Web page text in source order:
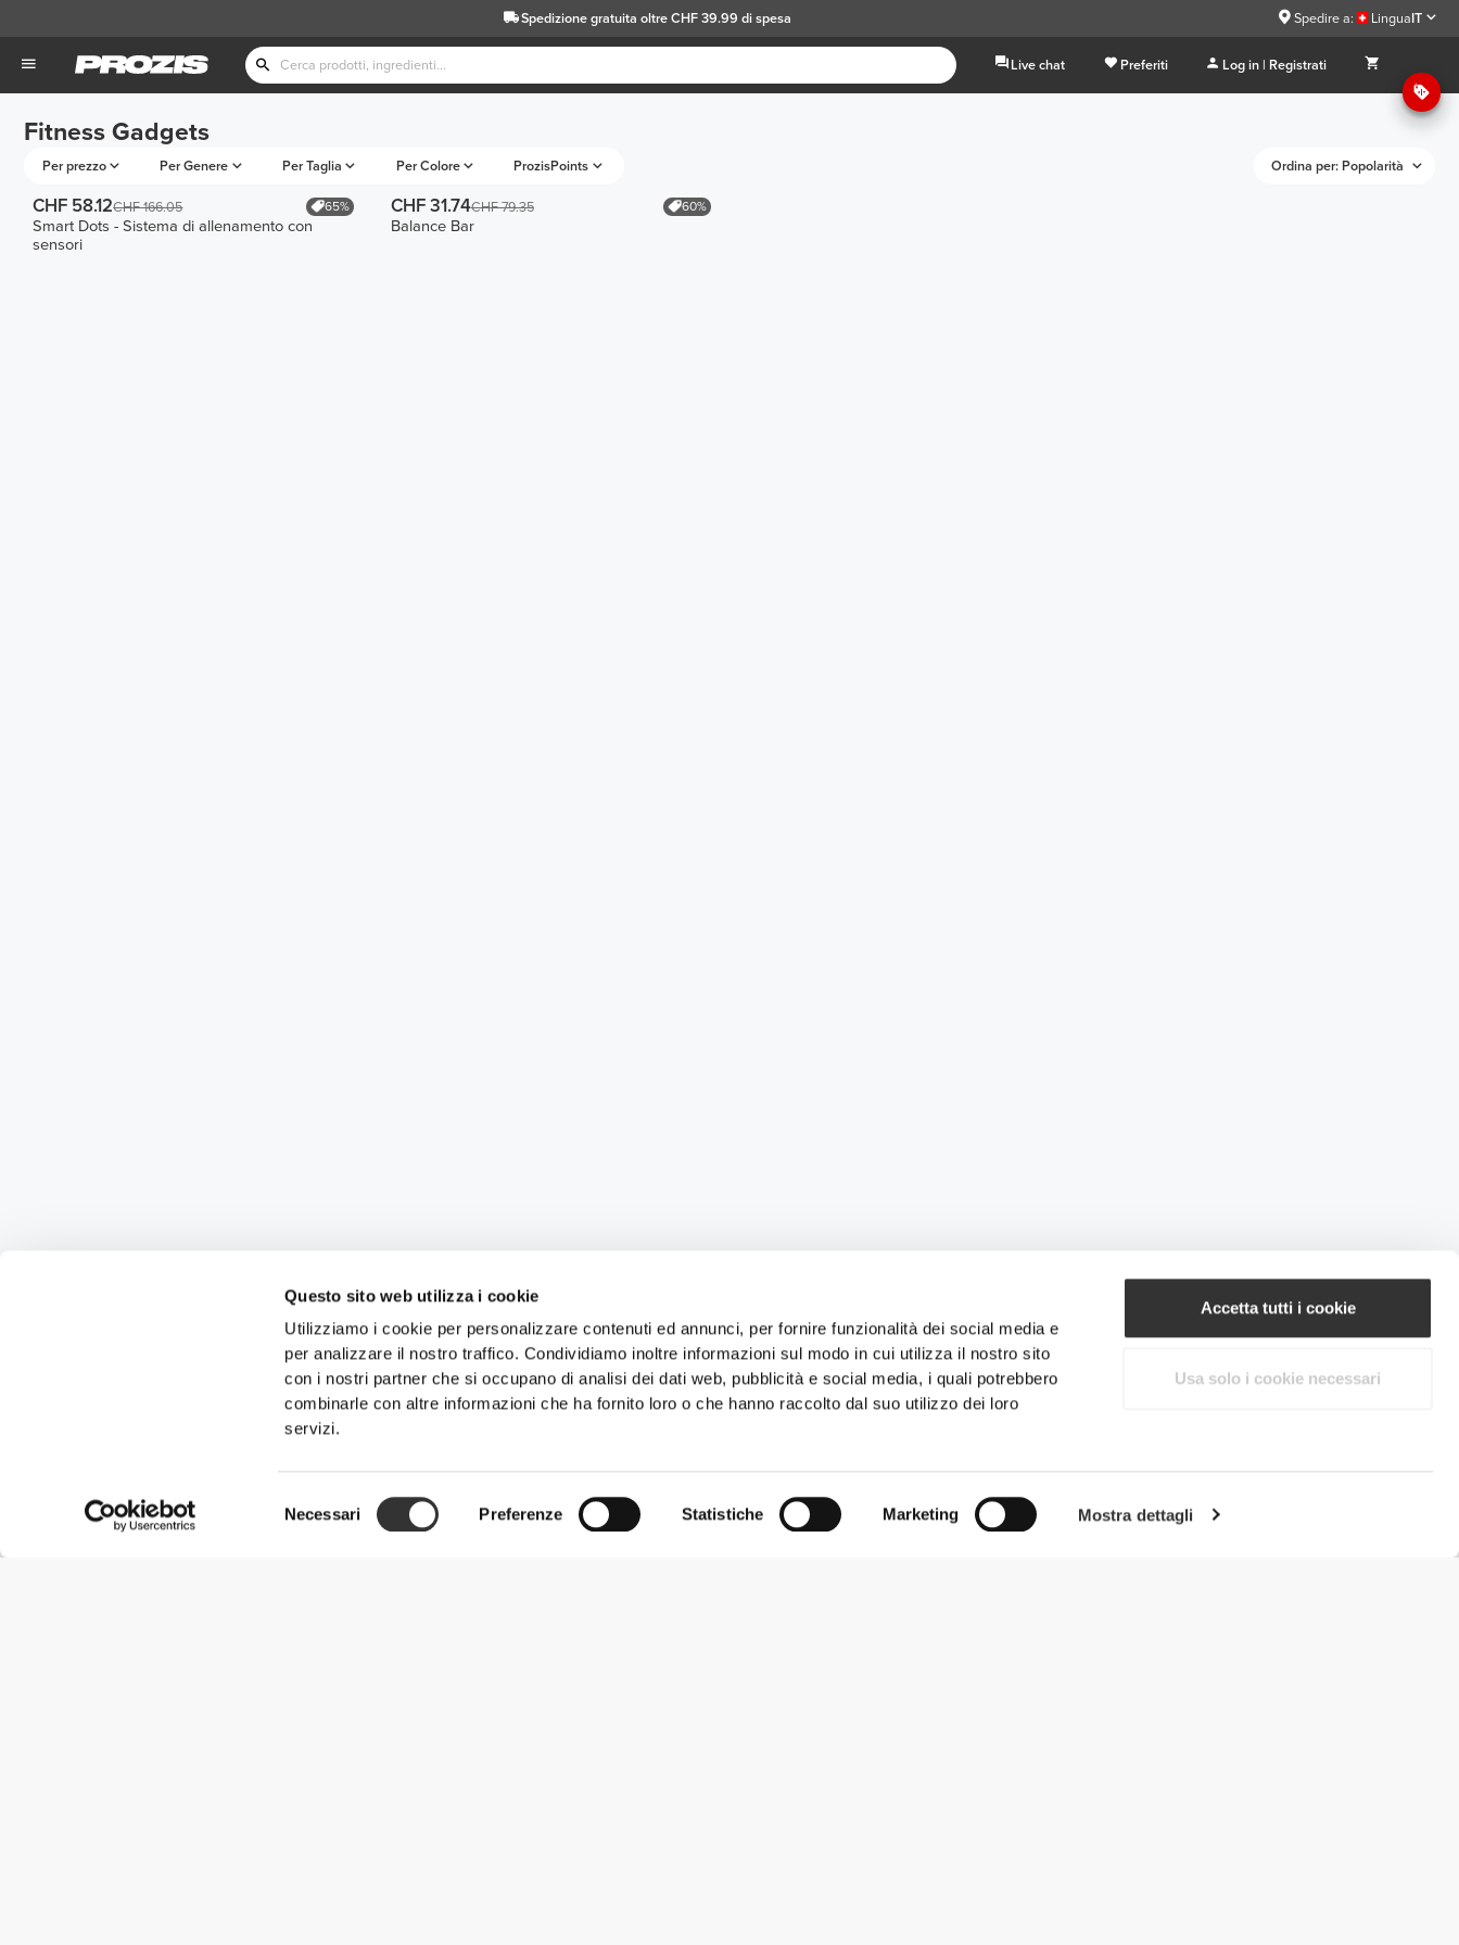
Questo sito web utilizza i cookie
Utilizziamo i cookie per personalizzare contenuti ed annunci, per fornire funzionalità dei social media e
per analizzare il nostro traffico. Condividiamo inoltre informazioni sul modo in cui utilizza il nostro sito
con i nostri partner che si occupano di analisi dei dati web, pubblicità e social media, i quali potrebbero
combinarle con altre informazioni che ha fornito loro o che hanno raccolto dal suo utilizzo dei loro
servizi.
del
Necessari Preferenze Statistiche Marketing Mostra dettagli
Accetta tutti i cookie
Usa solo i cookie necessari
Spedizione gratuita oltre CHF 39.99 di spesa Spedire a: LinguaIT
Live chat Preferiti Log in | Registrati
Fitness Gadgets
Per prezzo Per Genere Per Taglia Per Colore ProzisPoints Ordina per: Popolarità
CHF 58.12CHF 166.05 65%
Smart Dots - Sistema di allenamento con
sensori
CHF 31.74CHF 79.35 60%
Balance Bar